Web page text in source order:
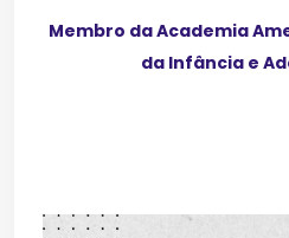
Membro da Academia
da Infância e